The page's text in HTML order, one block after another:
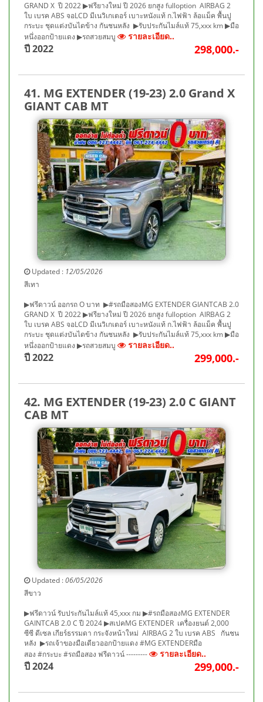
GRAND X ปี 2022 ▶ฟรียางใหม่ ปี 2026 ยกสูง fulloption AIRBAG 2
ใบ เบรค ABS จอLCD มีเนวิเกเตอร์ เบาะหนังแท้ ก.ไฟฟ้า ล้อแม็ค พื้นปู
กระบะ ชุดแต่งบันไดข้าง กันชนหลัง ▶รับประกันไมล์แท้ 75,xxx km ▶มือ
หนึ่งออกป้ายแดง ▶รถสวยสมบู
รายละเอียด..
ปี 2022 298,000.-
41. MG EXTENDER (19-23) 2.0 Grand X
GIANT CAB MT
Updated : 12/05/2026
สีเทา
▶ฟรีดาวน์ ออกรถ O บาท ▶#รถมือสองMG EXTENDER GIANTCAB 2.0
GRAND X ปี 2022 ▶ฟรียางใหม่ ปี 2026 ยกสูง fulloption AIRBAG 2
ใบ เบรค ABS จอLCD มีเนวิเกเตอร์ เบาะหนังแท้ ก.ไฟฟ้า ล้อแม็ค พื้นปู
กระบะ ชุดแต่งบันไดข้าง กันชนหลัง ▶รับประกันไมล์แท้ 75,xxx km ▶มือ
หนึ่งออกป้ายแดง ▶รถสวยสมบู
รายละเอียด..
ปี 2022 299,000.-
42. MG EXTENDER (19-23) 2.0 C GIANT
CAB MT
Updated :06/05/2026
สีขาว
▶ฟรีดาวน์ รับประกันไมล์แท้ 45,xxx กม ▶#รถมือสองMG EXTENDER
GAINTCAB 2.0 C ปี 2024 ▶สเปคMG EXTENDER เครื่องยนต์ 2,000
ซีซี ดีเซล เกียร์ธรรมดา กระจังหน้าใหม่ AIRBAG 2 ใบ เบรค ABS กันชน
หลัง ▶รถเจ้าของมือเดียวออกป้ายแดง #MG EXTENDERมือ
สอง #กระบะ #รถมือสอง ฟรีดาวน์ ---------
รายละเอียด..
ปี 2024 299,000.-